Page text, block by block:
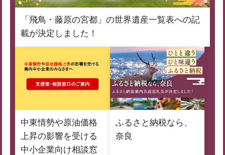
「飛鳥・藤原の宮都」の世界遺産一覧表への記
載が決定しました！
中東情勢や原油価格
上昇の影響を受ける
中小企業向け相談窓
ふるさと納税なら、
奈良